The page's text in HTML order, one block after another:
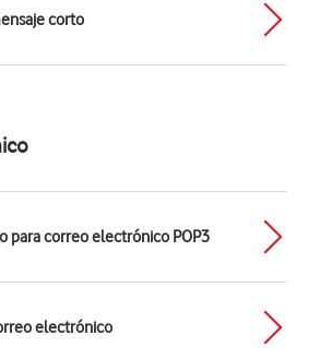
corto
para correo electrónico POP3
electrónico